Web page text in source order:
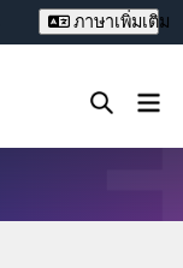
ภาษาเพิ่มเติม